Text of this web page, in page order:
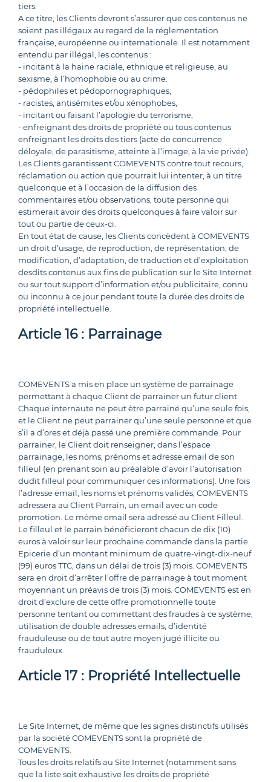
tiers.
A ce titre, les Clients devront s’assurer que ces contenus ne
soient pas illégaux au regard de la réglementation
française, européenne ou internationale. Il est notamment
entendu par illégal, les contenus :
- incitant à la haine raciale, ethnique et religieuse, au
sexisme, à l’homophobie ou au crime.
- pédophiles et pédopornographiques,
- racistes, antisémites et/ou xénophobes,
- incitant ou faisant l’apologie du terrorisme,
- enfreignant des droits de propriété ou tous contenus
enfreignant les droits des tiers (acte de concurrence
déloyale, de parasitisme, atteinte à l’image, à la vie privée).
Les Clients garantissent COMEVENTS contre tout recours,
réclamation ou action que pourrait lui intenter, à un titre
quelconque et à l’occasion de la diffusion des
commentaires et/ou observations, toute personne qui
estimerait avoir des droits quelconques à faire valoir sur
tout ou partie de ceux-ci.
En tout état de cause, les Clients concèdent à COMEVENTS
un droit d’usage, de reproduction, de représentation, de
modification, d’adaptation, de traduction et d’exploitation
desdits contenus aux fins de publication sur le Site Internet
ou sur tout support d’information et/ou publicitaire, connu
ou inconnu à ce jour pendant toute la durée des droits de
propriété intellectuelle.
Article 16 : Parrainage
COMEVENTS a mis en place un système de parrainage
permettant à chaque Client de parrainer un futur client.
Chaque internaute ne peut être parrainé qu’une seule fois,
et le Client ne peut parrainer qu’une seule personne et que
s’il a d’ores et déjà passé une première commande. Pour
parrainer, le Client doit renseigner, dans l’espace
parrainage, les noms, prénoms et adresse email de son
filleul (en prenant soin au préalable d’avoir l’autorisation
dudit filleul pour communiquer ces informations). Une fois
l’adresse email, les noms et prénoms validés, COMEVENTS
adressera au Client Parrain, un email avec un code
promotion. Le même email sera adressé au Client Filleul.
Le filleul et le parrain bénéficieront chacun de dix (10)
euros à valoir sur leur prochaine commande dans la partie
Epicerie d’un montant minimum de quatre-vingt-dix-neuf
(99) euros TTC, dans un délai de trois (3) mois. COMEVENTS
sera en droit d’arrêter l’offre de parrainage à tout moment
moyennant un préavis de trois (3) mois. COMEVENTS est en
droit d’exclure de cette offre promotionnelle toute
personne tentant ou commettant des fraudes à ce système,
utilisation de double adresses emails, d’identité
frauduleuse ou de tout autre moyen jugé illicite ou
frauduleux.
Article 17 : Propriété Intellectuelle
Le Site Internet, de même que les signes distinctifs utilisés
par la société COMEVENTS sont la propriété de
COMEVENTS.
Tous les droits relatifs au Site Internet (notamment sans
que la liste soit exhaustive les droits de propriété